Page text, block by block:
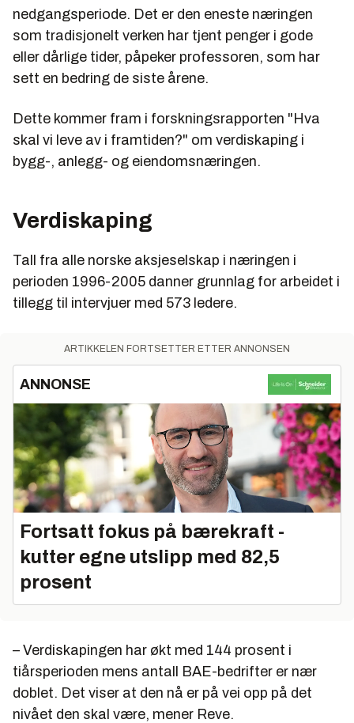
nedgangsperiode. Det er den eneste næringen
som tradisjonelt verken har tjent penger i gode
eller dårlige tider, påpeker professoren, som har
sett en bedring de siste årene.
Dette kommer fram i forskningsrapporten "Hva
skal vi leve av i framtiden?" om verdiskaping i
bygg-, anlegg- og eiendomsnæringen.
Verdiskaping
Tall fra alle norske aksjeselskap i næringen i
perioden 1996-2005 danner grunnlag for arbeidet i
tillegg til intervjuer med 573 ledere.
ARTIKKELEN FORTSETTER ETTER ANNONSEN
ANNONSE
Fortsatt fokus på bærekraft -
kutter egne utslipp med 82,5
prosent
– Verdiskapingen har økt med 144 prosent i
tiårsperioden mens antall BAE-bedrifter er nær
doblet. Det viser at den nå er på vei opp på det
nivået den skal være, mener Reve.